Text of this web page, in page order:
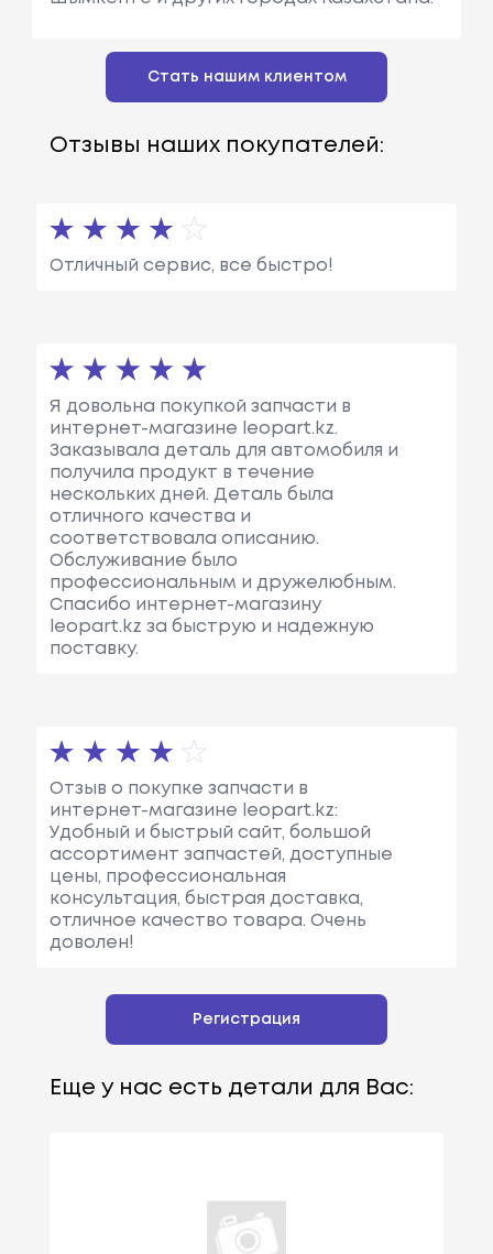
Стать нашим клиентом
Отзывы наших покупателей:
Отличный сервис, все быстро!
Я довольна покупкой запчасти в
интернет-магазине leopart.kz.
Заказывала деталь для автомобиля и
получила продукт в течение
нескольких дней. Деталь была
отличного качества и
соответствовала описанию.
Обслуживание было
профессиональным и дружелюбным.
Спасибо интернет-магазину
leopart.kz за быструю и надежную
поставку.
Отзыв о покупке запчасти в
интернет-магазине leopart.kz:
Удобный и быстрый сайт, большой
ассортимент запчастей, доступные
цены, профессиональная
консультация, быстрая доставка,
отличное качество товара. Очень
доволен!
Регистрация
Еще у нас есть детали для Вас: